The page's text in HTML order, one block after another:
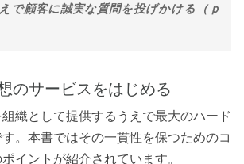
で顧客に誠実な質問を投げかける（ｐ
のサービスをはじめる
織として提供するうえで最大のハード
。本書ではその一貫性を保つためのコ
イントが紹介されています。